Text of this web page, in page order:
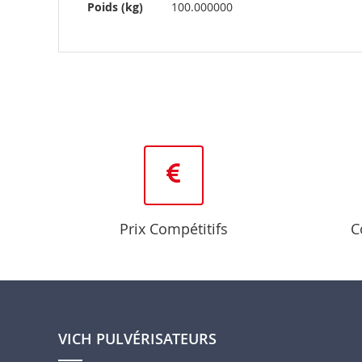
d’information
Poids (kg) 100.000000
Prix Compétitifs
VICH PULVÉRISATEURS